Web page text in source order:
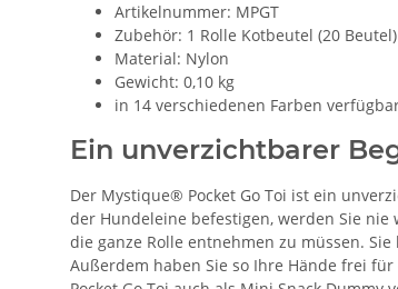
Artikelnummer: MPGT
Zubehör: 1 Rolle Kotbeutel (20 Beutel)
Material: Nylon
Gewicht: 0,10 kg
in 14 verschiedenen Farben
Ein unverzichtbarer
Der Mystique® Pocket Go Toi ist ein
der Hundeleine befestigen, werden Sie
die ganze Rolle entnehmen zu müssen.
Außerdem haben Sie so Ihre Hände frei